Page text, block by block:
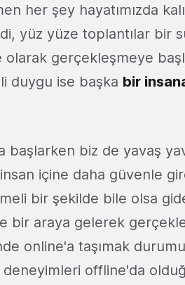
her şey hayatımızda
yüz yüze toplantılar bir
gerçekleşmeye
duygu ise başka bir
başlarken biz de yavaş
içine daha güvenle
bir şekilde bile olsa
bir araya gelerek
online'a taşımak
offline'da